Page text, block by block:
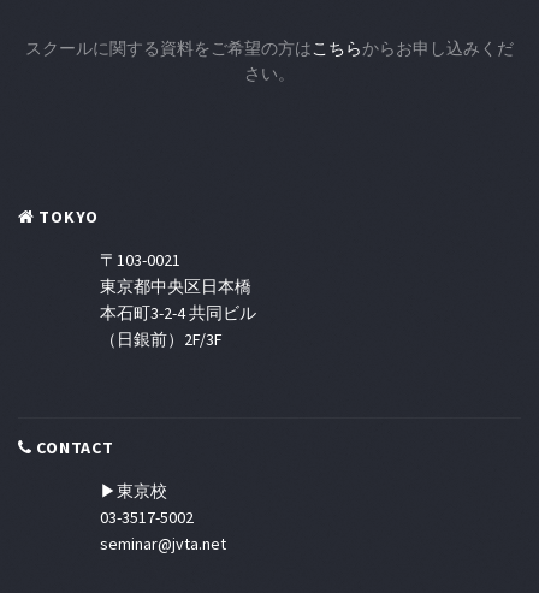
スクールに関する資料をご希望の方はこちらからお申し込みくだ
さい。
TOKYO
〒103-0021
東京都中央区日本橋
本石町3-2-4 共同ビル
（日銀前）2F/3F
CONTACT
▶東京校
03-3517-5002
seminar@jvta.net